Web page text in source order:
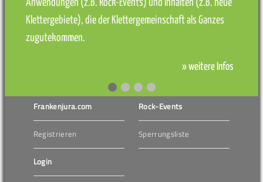
Anwendungen (z.B. Rock-Events) und Inhalten (z.B. neue
Klettergebiete), die der Klettergemeinschaft als Ganzes
zugutekommen.
» weitere Infos
Frankenjura.com
Registrieren
Login
Rock-Events
Sperrungsliste